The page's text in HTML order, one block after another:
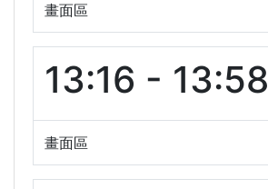
畫面區
13:16 - 13:58
畫面區